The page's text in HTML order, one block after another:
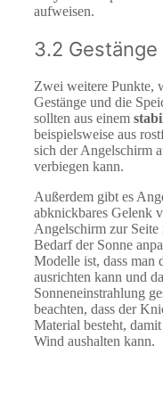
aufweisen.
3.2 Gestänge
Zwei weitere Punkte,
Gestänge und die
sollten aus einem
beispielsweise aus
sich der Angelschirm
verbiegen kann.
Außerdem gibt es
abknickbares Gelenk
Angelschirm zur Seite
Bedarf der Sonne
Modelle ist, dass man
ausrichten kann und
Sonneneinstrahlung
beachten, dass der
Material besteht,
Wind aushalten kann.